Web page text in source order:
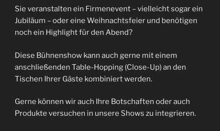
Sie veranstalten ein Firmenevent – vielleicht sogar ein
Jubiläum – oder eine Weihnachtsfeier und benötigen
noch ein Highlight für den Abend?
Diese Bühnenshow kann auch gerne mit einem
anschließenden Table-Hopping (Close-Up) an den
Tischen Ihrer Gäste kombiniert werden.
Gerne können wir auch Ihre Botschaften oder auch
Produkte versuchen in unsere Shows zu integrieren.